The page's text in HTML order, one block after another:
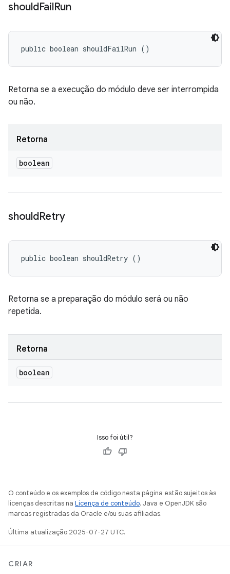
shouldFailRun
public boolean shouldFailRun ()
Retorna se a execução do módulo deve ser interrompida
ou não.
Retorna
boolean
shouldRetry
public boolean shouldRetry ()
Retorna se a preparação do módulo será ou não
repetida.
Retorna
boolean
Isso foi útil?
O conteúdo e os exemplos de código nesta página estão sujeitos às
licenças descritas na Licença de conteúdo. Java e OpenJDK são
marcas registradas da Oracle e/ou suas afiliadas.
Última atualização 2025-07-27 UTC.
CRIAR